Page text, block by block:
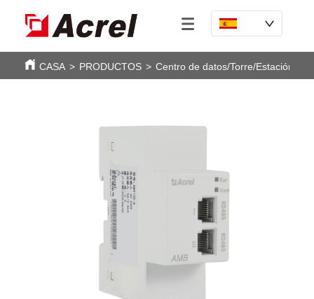
CASA > PRODUCTOS > Centro de datos/Torre/Estación